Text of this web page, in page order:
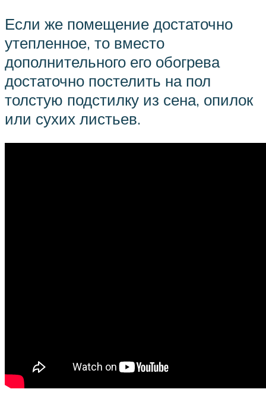
Если же помещение достаточно
утепленное, то вместо
дополнительного его обогрева
достаточно постелить на пол
толстую подстилку из сена, опилок
или сухих листьев.